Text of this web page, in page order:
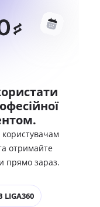
користувачам
отримайте
прямо зараз.